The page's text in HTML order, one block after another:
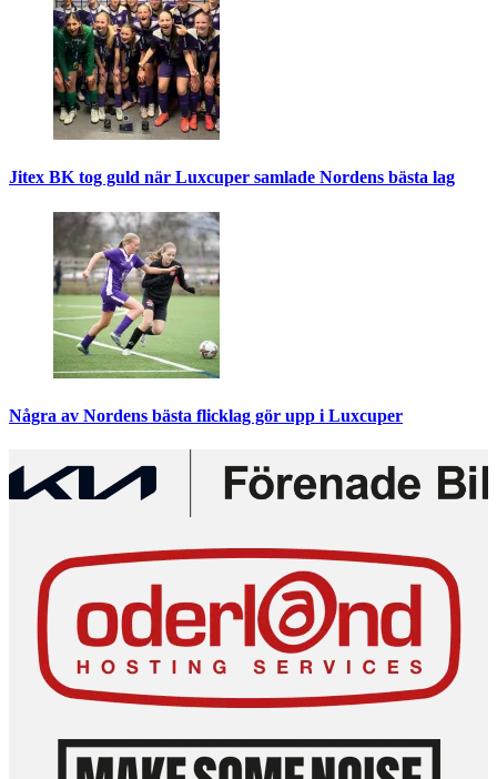
Jitex BK tog guld när Luxcuper samlade Nordens bästa lag
Några av Nordens bästa flicklag gör upp i Luxcuper